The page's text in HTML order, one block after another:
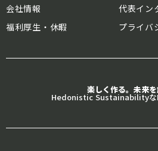
会社情報
福利厚生・休暇
代表イン
プライバ
楽しく作る。未来を
Hedonistic Sustainabilityな